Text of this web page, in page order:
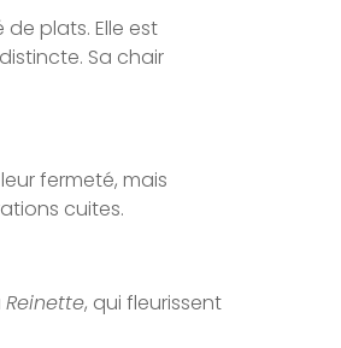
plats. Elle est
Sa chair
fermeté, mais
cuites.
Reinette, qui fleurissent